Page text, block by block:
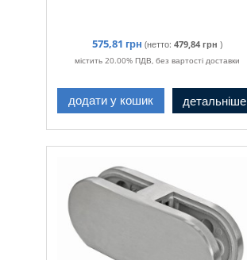
575,81 грн (нетто: 479,84 грн )
містить 20.00% ПДВ, без вартості доставки
додати у кошик детальніше